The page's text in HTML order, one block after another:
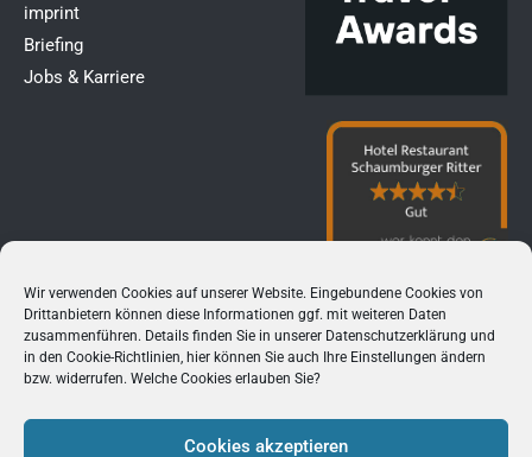
Wir verwenden Cookies auf unserer Website. Eingebundene Cookies von
Drittanbietern können diese Informationen ggf. mit weiteren Daten
zusammenführen. Details finden Sie in unserer Datenschutzerklärung und
in den Cookie-Richtlinien, hier können Sie auch Ihre Einstellungen ändern
bzw. widerrufen. Welche Cookies erlauben Sie?
Cookies akzeptieren
imprint
Briefing
Jobs & Karriere